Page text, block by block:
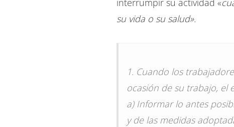
interrumpir su actividad «
su vida o su salud».
1. Cuando los
ocasión de su trabajo, el
a) Informar lo antes
y de las medidas